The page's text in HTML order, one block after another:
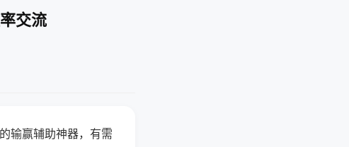
交流
输赢辅助神器，有需